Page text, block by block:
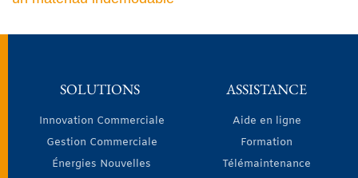
SOLUTIONS
Innovation Commerciale
Gestion Commerciale
Énergies Nouvelles
ASSISTANCE
Aide en ligne
Formation
Télémaintenance